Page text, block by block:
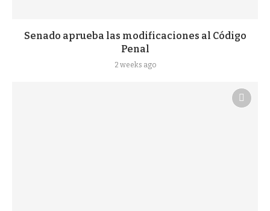
Senado aprueba las modificaciones al Código
Penal
2 weeks ago